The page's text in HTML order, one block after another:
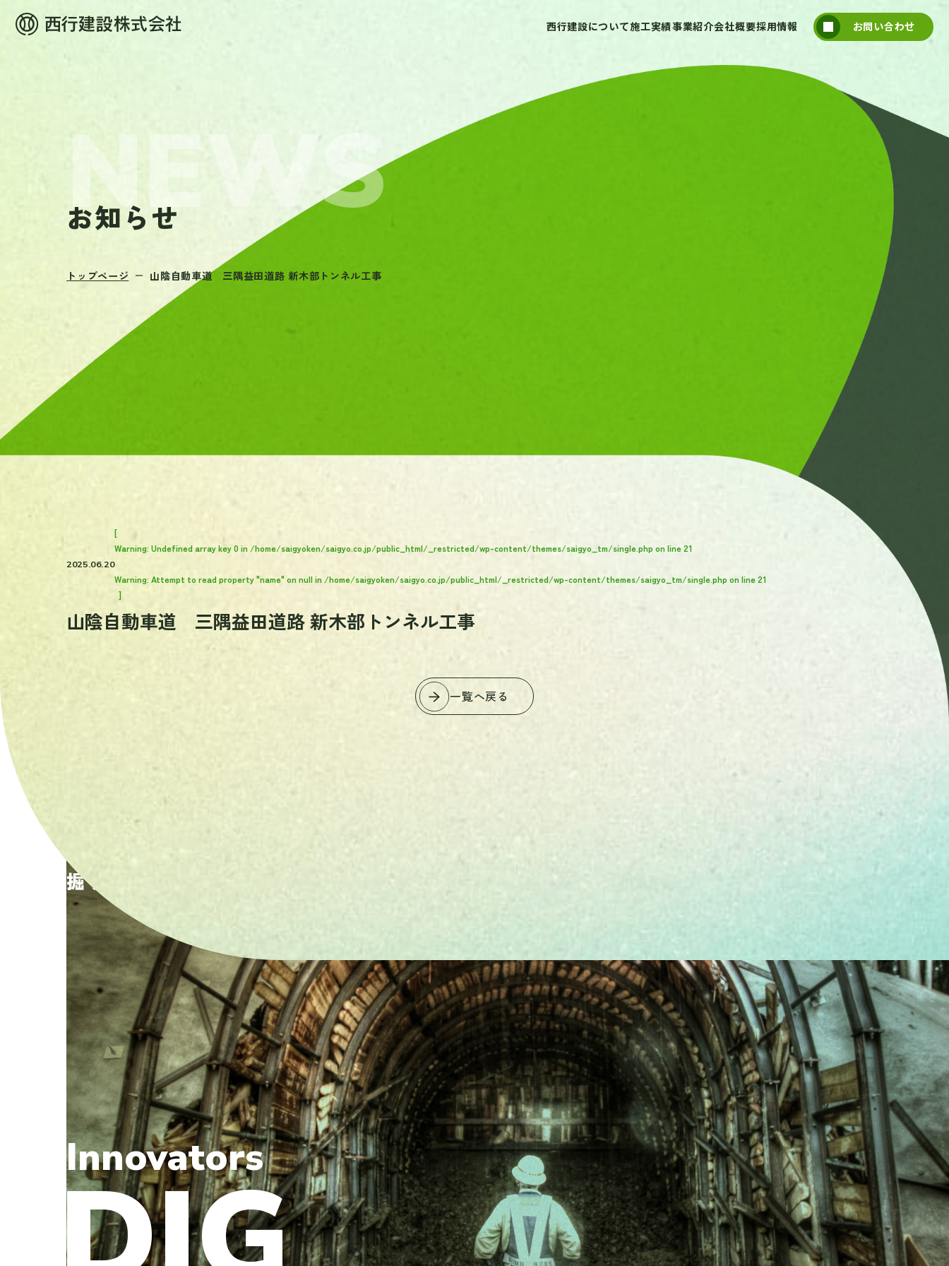
西行建設について施工実績事業紹介会社概要採用情報 お問い合わせ
お知らせ
トップページ 山陰自動車道 三隅益田道路 新木部トンネル工事
2025.06.20
[
Warning: Undefined array key 0 in/home/saigyoken/saigyo.co.jp/public_html/_restricted/wp-content/themes/saigyo_tm/single.php on line21
Warning: Attempt to read property "name" on null in/home/saigyoken/saigyo.co.jp/public_html/_restricted/wp-content/themes/saigyo_tm/single.php on line21
]
山陰自動車道 三隅益田道路 新木部トンネル工事
一覧へ戻る
掘り続けた先にしか、 見えない未来がある。
Innovators